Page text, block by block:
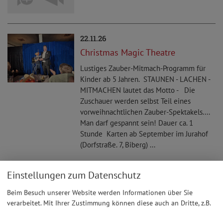
22.11.26
Christmas Magic Theatre
Lustiges Zauber-Mitmach-Programm für
Kinder ab 5 Jahren. STAUNEN - LACHEN -
MITMACHEN lautet das Motto - Die
Zuschauer werden selbst Teil eines
vorweihnachtlichen Zauber-Spektakels....
Man darf gespannt sein! Dauer ca. 1
Stunde Karten ab September im Jurahof
(Dorfstraße. 7, Biberg) ...
05.12.26
Weihnachtsfeier des SC Steinberg
Einstellungen zum Datenschutz
Beim Besuch unserer Website werden Informationen über Sie
verarbeitet. Mit Ihrer Zustimmung können diese auch an Dritte, z.B.